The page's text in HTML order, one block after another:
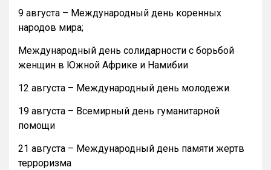
9 августа – Международный день коренных
народов мира;
Международный день солидарности с борьбой
женщин в Южной Африке и Намибии
12 августа – Международный день молодежи
19 августа – Всемирный день гуманитарной
помощи
21 августа – Международный день памяти жертв
терроризма